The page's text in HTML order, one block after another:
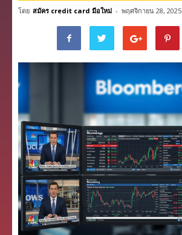
โดย สมัคร credit card มือใหม่ - พฤศจิกายน 28, 2025